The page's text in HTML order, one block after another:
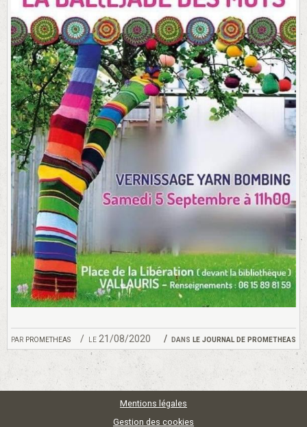
par prometheas le 21/08/2020 dans le journal de prometheas
Mentions légales
Gestion des cookies